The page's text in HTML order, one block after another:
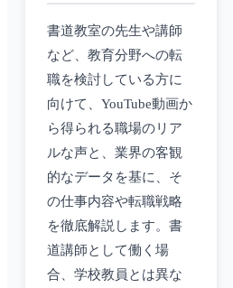
書道教室の先生や講師
など、教育分野への転
職を検討している方に
向けて、YouTube動画か
ら得られる職場のリア
ルな声と、業界の客観
的なデータを基に、そ
の仕事内容や転職戦略
を徹底解説します。書
道講師として働く場
合、学校教員とは異な